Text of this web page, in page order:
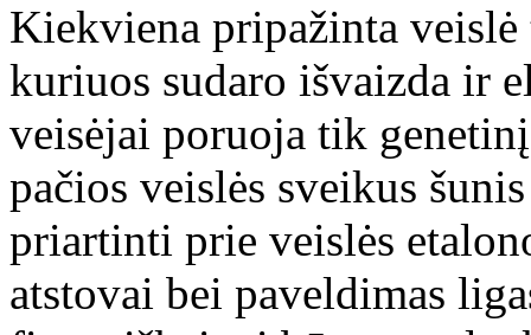
Kiekviena pripažinta
kuriuos sudaro išvaizda ir
veisėjai poruoja tik
pačios veislės sveikus
priartinti prie veislės
atstovai bei paveldimas